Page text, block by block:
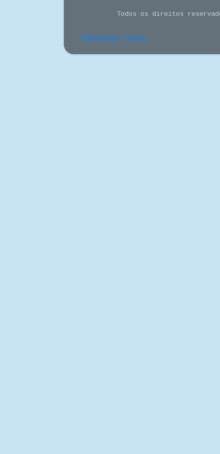
Todos os direitos
Denunciar abuso